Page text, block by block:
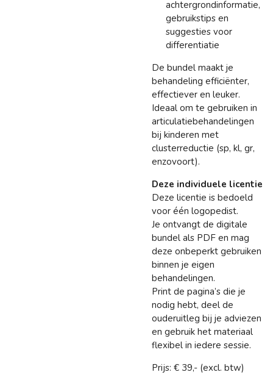
achtergrondinformatie,
gebruikstips en
suggesties voor
differentiatie
De bundel maakt je
behandeling efficiënter,
effectiever en leuker.
Ideaal om te gebruiken in
articulatiebehandelingen
bij kinderen met
clusterreductie (sp, kl, gr,
enzovoort).
Deze individuele licentie
Deze licentie is bedoeld
voor één logopedist.
Je ontvangt de digitale
bundel als PDF en mag
deze onbeperkt gebruiken
binnen je eigen
behandelingen.
Print de pagina’s die je
nodig hebt, deel de
ouderuitleg bij je adviezen
en gebruik het materiaal
flexibel in iedere sessie.
Prijs: € 39,- (excl. btw)